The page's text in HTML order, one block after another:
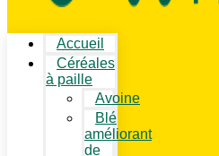
Accueil
Céréales
à paille
Avoine
Blé
améliorant
de